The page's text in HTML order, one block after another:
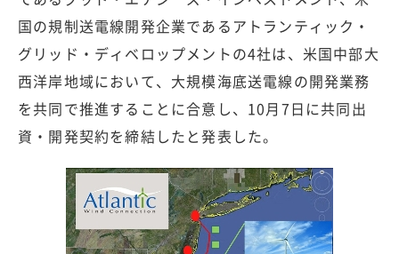
国の規制送電線開発企業であるアトランティック・
グリッド・ディベロップメントの4社は、米国中部大
西洋岸地域において、大規模海底送電線の開発業務
を共同で推進することに合意し、10月7日に共同出
資・開発契約を締結したと発表した。